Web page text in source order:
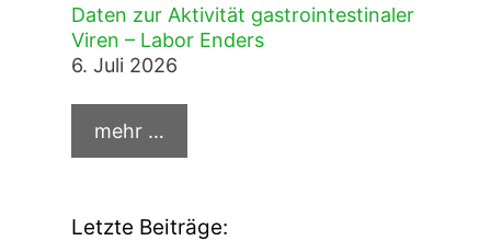
Daten zur Aktivität gastrointestinaler
Viren – Labor Enders
6. Juli 2026
Letzte Beiträge: